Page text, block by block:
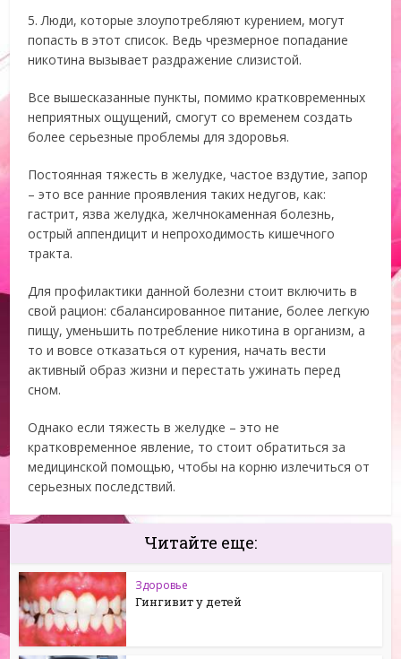
5. Люди, которые злоупотребляют курением, могут
попасть в этот список. Ведь чрезмерное попадание
никотина вызывает раздражение слизистой.
Все вышесказанные пункты, помимо кратковременных
неприятных ощущений, смогут со временем создать
более серьезные проблемы для здоровья.
Постоянная тяжесть в желудке, частое вздутие, запор
– это все ранние проявления таких недугов, как:
гастрит, язва желудка, желчнокаменная болезнь,
острый аппендицит и непроходимость кишечного
тракта.
Для профилактики данной болезни стоит включить в
свой рацион: сбалансированное питание, более легкую
пищу, уменьшить потребление никотина в организм, а
то и вовсе отказаться от курения, начать вести
активный образ жизни и перестать ужинать перед
сном.
Однако если тяжесть в желудке – это не
кратковременное явление, то стоит обратиться за
медицинской помощью, чтобы на корню излечиться от
серьезных последствий.
Читайте еще:
Здоровье
Гингивит у детей